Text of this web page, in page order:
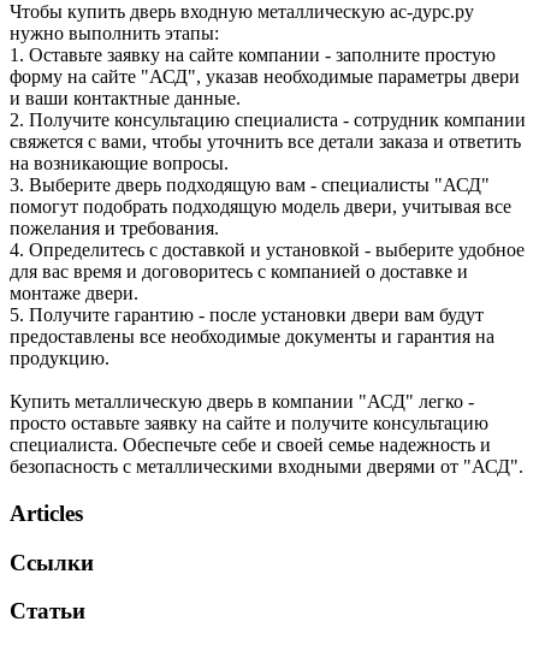
Чтобы купить дверь входную металлическую ас-дурс.ру
нужно выполнить этапы:
1. Оставьте заявку на сайте компании - заполните простую
форму на сайте "АСД", указав необходимые параметры двери
и ваши контактные данные.
2. Получите консультацию специалиста - сотрудник компании
свяжется с вами, чтобы уточнить все детали заказа и ответить
на возникающие вопросы.
3. Выберите дверь подходящую вам - специалисты "АСД"
помогут подобрать подходящую модель двери, учитывая все
пожелания и требования.
4. Определитесь с доставкой и установкой - выберите удобное
для вас время и договоритесь с компанией о доставке и
монтаже двери.
5. Получите гарантию - после установки двери вам будут
предоставлены все необходимые документы и гарантия на
продукцию.
Купить металлическую дверь в компании "АСД" легко -
просто оставьте заявку на сайте и получите консультацию
специалиста. Обеспечьте себе и своей семье надежность и
безопасность с металлическими входными дверями от "АСД".
Articles
Ссылки
Статьи